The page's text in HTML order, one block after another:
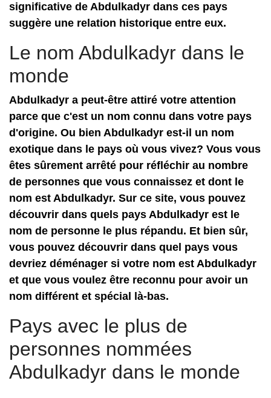
significative de Abdulkadyr dans ces pays
suggère une relation historique entre eux.
Le nom Abdulkadyr dans le
monde
Abdulkadyr a peut-être attiré votre attention
parce que c'est un nom connu dans votre pays
d'origine. Ou bien Abdulkadyr est-il un nom
exotique dans le pays où vous vivez? Vous vous
êtes sûrement arrêté pour réfléchir au nombre
de personnes que vous connaissez et dont le
nom est Abdulkadyr. Sur ce site, vous pouvez
découvrir dans quels pays Abdulkadyr est le
nom de personne le plus répandu. Et bien sûr,
vous pouvez découvrir dans quel pays vous
devriez déménager si votre nom est Abdulkadyr
et que vous voulez être reconnu pour avoir un
nom différent et spécial là-bas.
Pays avec le plus de
personnes nommées
Abdulkadyr dans le monde